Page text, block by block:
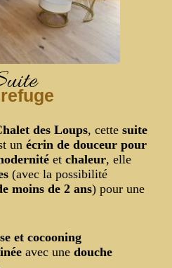
des Loups, cette suite
un écrin de douceur pour
et chaleur, elle
(avec la possibilité
moins de 2 ans) pour une
et cocooning
avec une douche